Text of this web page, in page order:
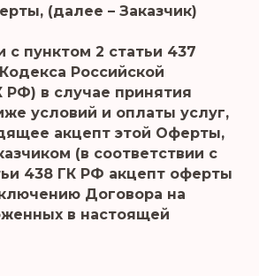
(далее – Заказчик)
с пунктом 2 статьи 437
Российской
в случае принятия
условий и оплаты услуг,
акцепт этой Оферты,
(в соответствии с
438 ГК РФ акцепт оферты
Договора на
в настоящей